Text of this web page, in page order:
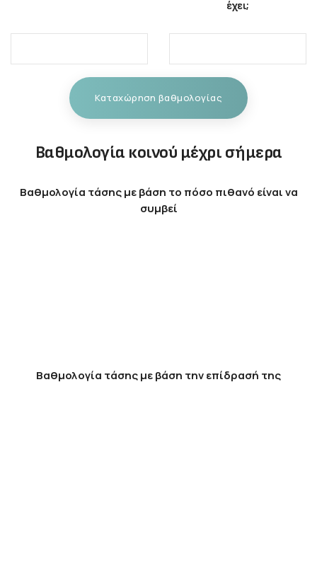
έχει;
Καταχώρηση βαθμολογίας
Βαθμολογία κοινού μέχρι σήμερα
Βαθμολογία τάσης με βάση το πόσο πιθανό είναι να
συμβεί
Βαθμολογία τάσης με βάση την επίδρασή της